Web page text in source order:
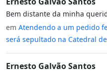
Bem distante da minha
em Atendendo a um pedido
será sepultado na Catedral de
Ernesto Galvão Santos